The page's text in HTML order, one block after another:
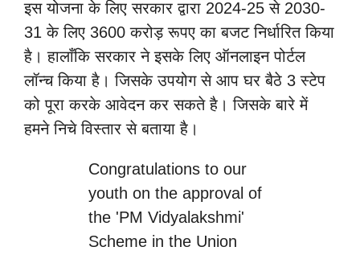
इस योजना के लिए सरकार द्वारा 2024-25 से 2030-
31 के लिए 3600 करोड़ रूपए का बजट निर्धारित किया
है। हालाँकि सरकार ने इसके लिए ऑनलाइन पोर्टल
लॉन्च किया है। जिसके उपयोग से आप घर बैठे 3 स्टेप
को पूरा करके आवेदन कर सकते है। जिसके बारे में
हमने निचे विस्तार से बताया है।
Congratulations to our
youth on the approval of
the 'PM Vidyalakshmi'
Scheme in the Union